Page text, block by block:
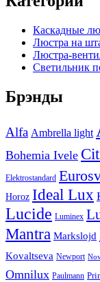
Каскадные
Люстра на
Люстра-
Светильник
Брэнды
Alfa Ambrella light
Bohemia Ivele
Elektrostandard
Horoz Ideal Lux
Lucide Luminex
Mantra Markslojd
Kovaltseva Newport
Omnilux Paulmann